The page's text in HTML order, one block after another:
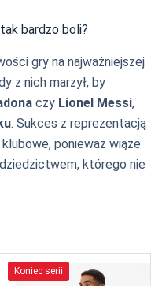
bardzo boli?
gry na najważniejszej
z nich marzył, by
czy Lionel Messi,
. Sukces z reprezentacją
ponieważ wiąże
którego nie
Koniec serii